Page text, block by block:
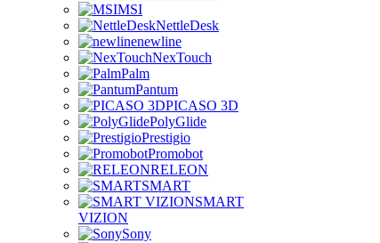
MSI
NettleDesk
newline
NexTouch
Palm
Pantum
PICASO 3D
PolyGlide
Prestigio
Promobot
RELEON
SMART
SMART
VIZION
Sony